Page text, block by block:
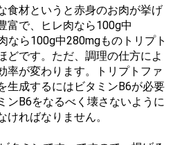
食材というと赤身のお肉が挙げ
富で、ヒレ肉なら100g中
なら100g中280mgものトリプト
どです。ただ、調理の仕方によ
率が変わります。トリプトファ
生成するにはビタミンB6が必要
ンB6をなるべく壊さないように
ればなりません。